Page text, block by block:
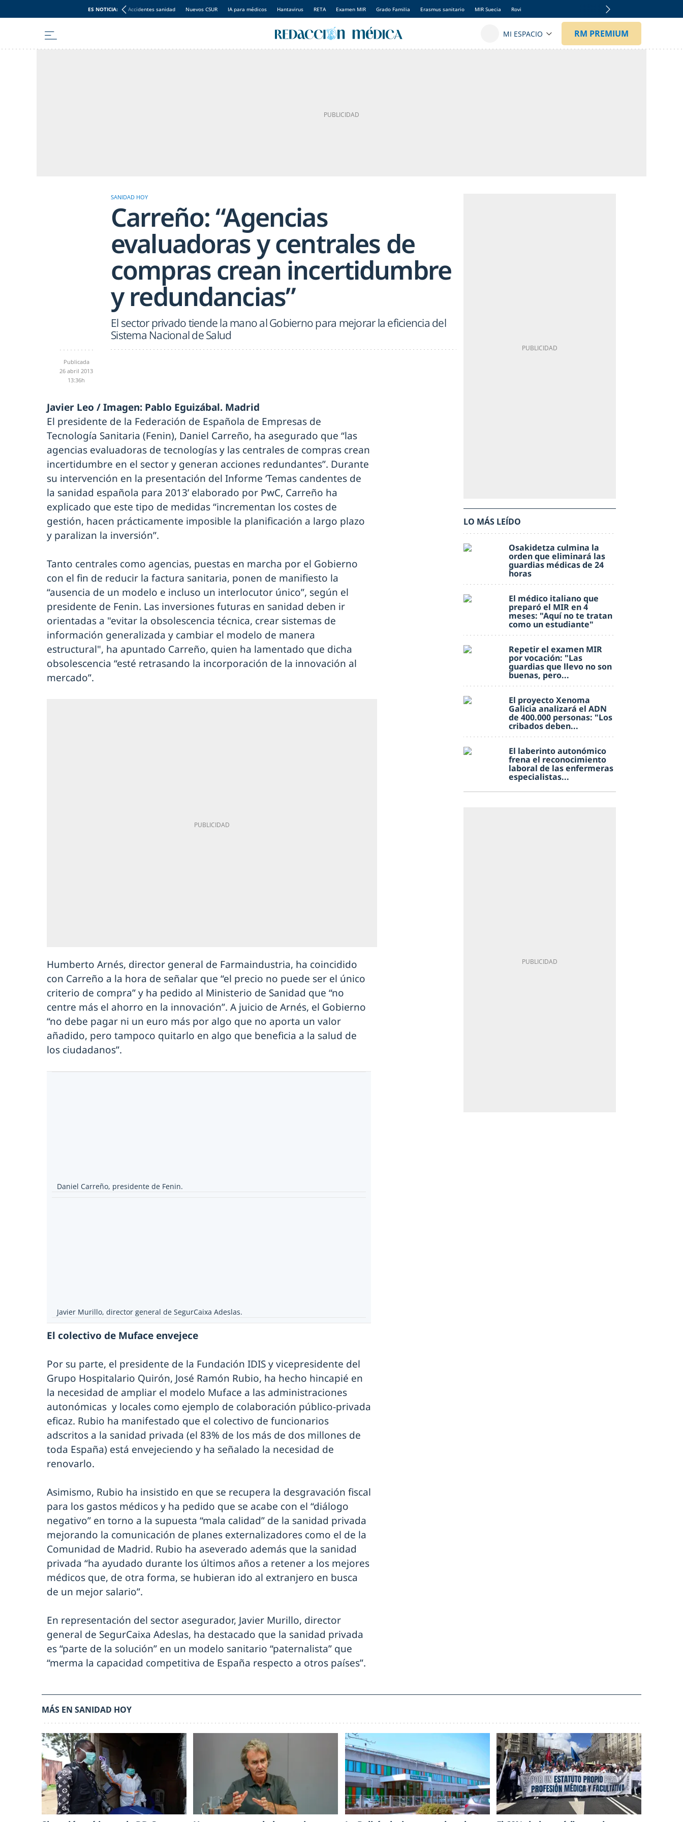
ES NOTICIA: Accidentes sanidad Nuevos CSUR IA para médicos Hantavirus RETA Examen MIR Grado Familia Erasmus sanitario MIR Suecia Rovi
SANIDAD HOY
Carreño: “Agencias
evaluadoras y centrales de
compras crean incertidumbre
y redundancias”
El sector privado tiende la mano al Gobierno para mejorar la eficiencia del
Sistema Nacional de Salud
Publicada
26 abril 2013
13:36h
Javier Leo / Imagen: Pablo Eguizábal. Madrid
El presidente de la Federación de Española de Empresas de
Tecnología Sanitaria (Fenin), Daniel Carreño, ha asegurado que “las
agencias evaluadoras de tecnologías y las centrales de compras crean
incertidumbre en el sector y generan acciones redundantes”. Durante
su intervención en la presentación del Informe ‘Temas candentes de
la sanidad española para 2013’ elaborado por PwC, Carreño ha
explicado que este tipo de medidas “incrementan los costes de
gestión, hacen prácticamente imposible la planificación a largo plazo
y paralizan la inversión”.
Tanto centrales como agencias, puestas en marcha por el Gobierno
con el fin de reducir la factura sanitaria, ponen de manifiesto la
“ausencia de un modelo e incluso un interlocutor único”, según el
presidente de Fenin. Las inversiones futuras en sanidad deben ir
orientadas a "evitar la obsolescencia técnica, crear sistemas de
información generalizada y cambiar el modelo de manera
estructural", ha apuntado Carreño, quien ha lamentado que dicha
obsolescencia “esté retrasando la incorporación de la innovación al
mercado”.
Humberto Arnés, director general de Farmaindustria, ha coincidido
con Carreño a la hora de señalar que “el precio no puede ser el único
criterio de compra” y ha pedido al Ministerio de Sanidad que “no
centre más el ahorro en la innovación”. A juicio de Arnés, el Gobierno
“no debe pagar ni un euro más por algo que no aporta un valor
añadido, pero tampoco quitarlo en algo que beneficia a la salud de
los ciudadanos”.
Daniel Carreño, presidente de Fenin.
Javier Murillo, director general de SegurCaixa Adeslas.
El colectivo de Muface envejece
Por su parte, el presidente de la Fundación IDIS y vicepresidente del
Grupo Hospitalario Quirón, José Ramón Rubio, ha hecho hincapié en
la necesidad de ampliar el modelo Muface a las administraciones
autonómicas y locales como ejemplo de colaboración público-privada
eficaz. Rubio ha manifestado que el colectivo de funcionarios
adscritos a la sanidad privada (el 83% de los más de dos millones de
toda España) está envejeciendo y ha señalado la necesidad de
renovarlo.
Asimismo, Rubio ha insistido en que se recupera la desgravación fiscal
para los gastos médicos y ha pedido que se acabe con el “diálogo
negativo” en torno a la supuesta “mala calidad” de la sanidad privada
mejorando la comunicación de planes externalizadores como el de la
Comunidad de Madrid. Rubio ha aseverado además que la sanidad
privada “ha ayudado durante los últimos años a retener a los mejores
médicos que, de otra forma, se hubieran ido al extranjero en busca
de un mejor salario”.
En representación del sector asegurador, Javier Murillo, director
general de SegurCaixa Adeslas, ha destacado que la sanidad privada
es “parte de la solución” en un modelo sanitario “paternalista” que
“merma la capacidad competitiva de España respecto a otros países”.
LO MÁS LEÍDO
Osakidetza culmina la
orden que eliminará las
guardias médicas de 24
horas
El médico italiano que
preparó el MIR en 4
meses: "Aquí no te tratan
como un estudiante"
Repetir el examen MIR
por vocación: "Las
guardias que llevo no son
buenas, pero...
El proyecto Xenoma
Galicia analizará el ADN
de 400.000 personas: "Los
cribados deben...
El laberinto autonómico
frena el reconocimiento
laboral de las enfermeras
especialistas...
MÁS EN SANIDAD HOY